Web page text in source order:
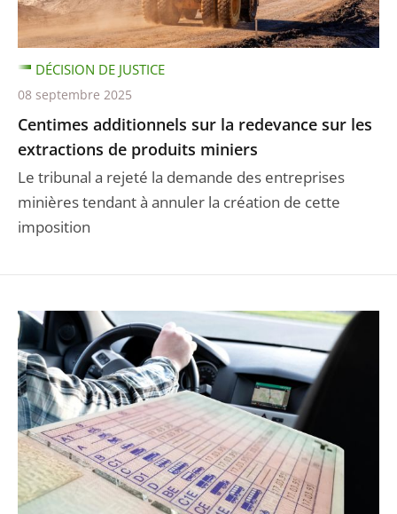
Centimes additionnels sur la redevance sur les
extractions de produits miniers
Le tribunal a rejeté la demande des entreprises
minières tendant à annuler la création de cette
imposition
DÉCISION DE JUSTICE
08 septembre 2025